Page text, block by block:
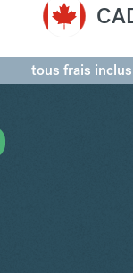
tous frais inclus